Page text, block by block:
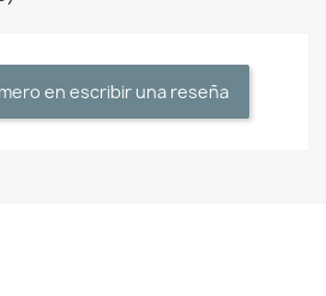
en escribir una reseña